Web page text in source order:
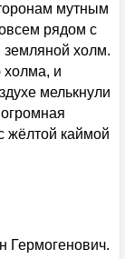
мутным
рядом с
холм.
холма, и
мелькнули
жёлтой каймой
Гермогенович.